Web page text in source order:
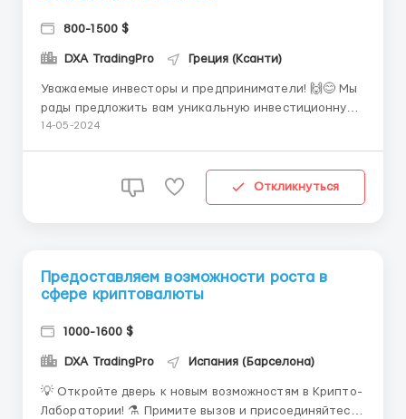
800-1500 $
DXA TradingPro Греция (Ксанти)
Уважаемые инвесторы и предприниматели! 🙌😊 Мы
рады предложить вам уникальную инвестиционную
возможность в рамках нашего проекта. Мы
стабильный доход. 💼💡 Почему стоит
инвестировать в наш проект? 🤔👇 ...
14-05-2024
Откликнуться
Предоставляем возможности роста в
сфере криптовалюты
1000-1600 $
DXA TradingPro Испания (Барселона)
💡 Откройте дверь к новым возможностям в Крипто-
Лаборатории! ⚗️ Примите вызов и присоединяйтесь